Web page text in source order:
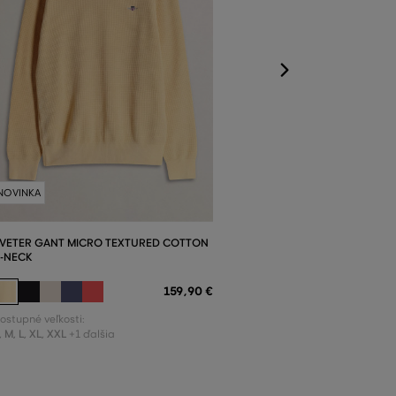
GANT MICRO TEXTURED COTTON
NECK
159,90 €
veľkosti:
M L XL XXL +1 ďalšia